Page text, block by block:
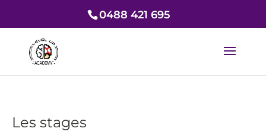
0488 421 695
Les stages